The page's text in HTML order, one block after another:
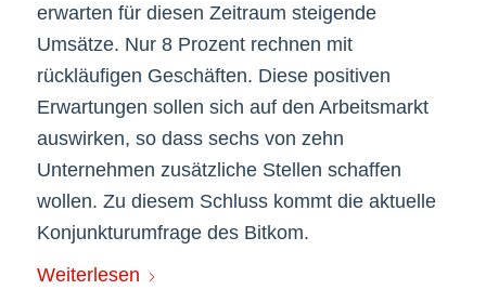
erwarten für diesen Zeitraum steigende
Umsätze. Nur 8 Prozent rechnen mit
rückläufigen Geschäften. Diese positiven
Erwartungen sollen sich auf den Arbeitsmarkt
auswirken, so dass sechs von zehn
Unternehmen zusätzliche Stellen schaffen
wollen. Zu diesem Schluss kommt die aktuelle
Konjunkturumfrage des Bitkom.
Weiterlesen